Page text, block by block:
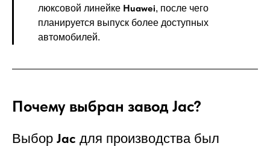
люксовой линейке Huawei, после чего
планируется выпуск более доступных
автомобилей.
Почему выбран завод Jac?
Выбор Jac для производства был